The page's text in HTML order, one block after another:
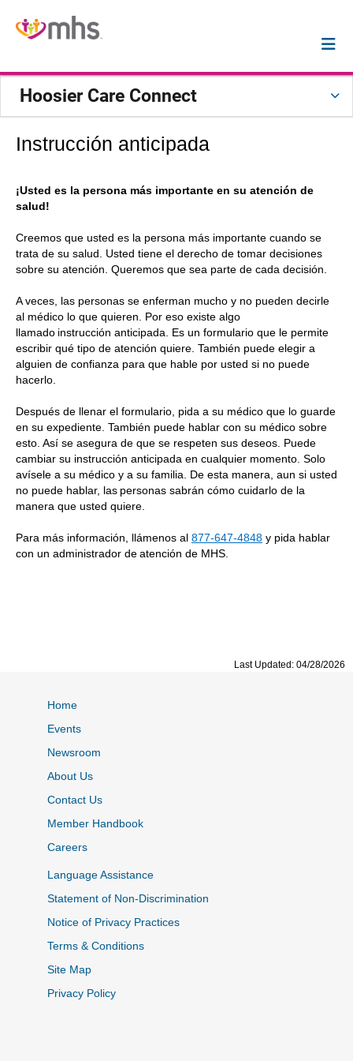
Hoosier Care Connect
Instrucción anticipada
¡Usted es la persona más importante en su atención de
salud!
Creemos que usted es la persona más importante cuando se
trata de su salud. Usted tiene el derecho de tomar decisiones
sobre su atención. Queremos que sea parte de cada decisión.
A veces, las personas se enferman mucho y no pueden decirle
al médico lo que quieren. Por eso existe algo
llamado instrucción anticipada. Es un formulario que le permite
escribir qué tipo de atención quiere. También puede elegir a
alguien de confianza para que hable por usted si no puede
hacerlo.
Después de llenar el formulario, pida a su médico que lo guarde
en su expediente. También puede hablar con su médico sobre
esto. Así se asegura de que se respeten sus deseos. Puede
cambiar su instrucción anticipada en cualquier momento. Solo
avísele a su médico y a su familia. De esta manera, aun si usted
no puede hablar, las personas sabrán cómo cuidarlo de la
manera que usted quiere.
Para más información, llámenos al 877-647-4848 y pida hablar
con un administrador de atención de MHS.
Last Updated: 04/28/2026
Home
Events
Newsroom
About Us
Contact Us
Member Handbook
Careers
Language Assistance
Statement of Non-Discrimination
Notice of Privacy Practices
Terms & Conditions
Site Map
Privacy Policy